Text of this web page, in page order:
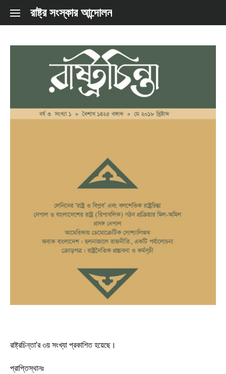
Skip to content
রাষ্ট্র সংস্কার আন্দোলন
রাষ্ট্রচিন্তা’র ৩য় সংখ্যা প্রকাশিত হয়েছে।
প্রাপ্তিস্থানঃ